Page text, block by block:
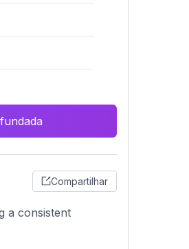
Compartilhar
a consistent